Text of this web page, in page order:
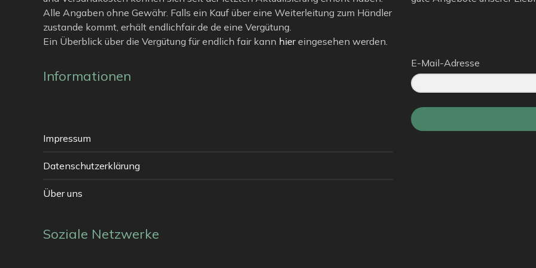
Alle Angaben ohne Gewähr. Falls ein Kauf über eine Weiterleitung zum Händler
zustande kommt, erhält endlichfair.de de eine Vergütung.
Ein Überblick über die Vergütung für endlich fair kann hiereingesehen werden.
Informationen
Impressum
Datenschutzerklärung
Über uns
Soziale Netzwerke
E-Mail-Adresse